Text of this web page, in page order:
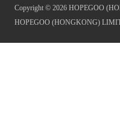
Copyright © 2026 HOPEGOO
HOPEGOO (HONGKONG)